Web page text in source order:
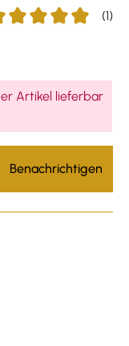
(1)
Artikel lieferbar
Benachrichtigen